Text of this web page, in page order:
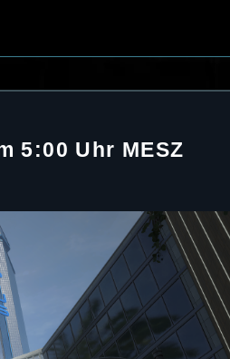
5:00 Uhr MESZ